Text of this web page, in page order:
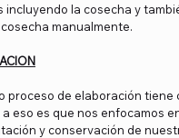
incluyendo la cosecha y
manualmente.
proceso de elaboración
a eso es que nos enfocamos
y conservación de